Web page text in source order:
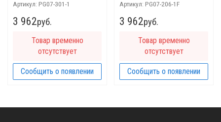
Артикул: PG07-301-1
3 962руб.
Товар временно
отсутствует
Сообщить о появлении
Артикул: PG07-206-1F
3 962руб.
Товар временно
отсутствует
Сообщить о появлении